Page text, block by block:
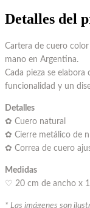
Detalles del
Cartera de cuero
mano en Argentina.
Cada pieza se
funcionalidad y un
Detalles
✿ Cuero natural
✿ Cierre metálico de
✿ Correa de cuero
Medidas
♡ 20 cm de ancho x
* Las imágenes son